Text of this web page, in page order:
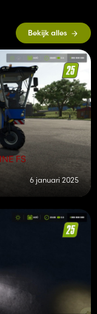
Bekijk alles
6 januari 2025